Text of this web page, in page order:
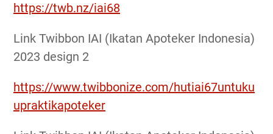
https://twb.nz/iai68
Link Twibbon IAI (Ikatan Apoteker Indonesia)
2023 design 2
https://www.twibbonize.com/hutiai67untuku
upraktikapoteker